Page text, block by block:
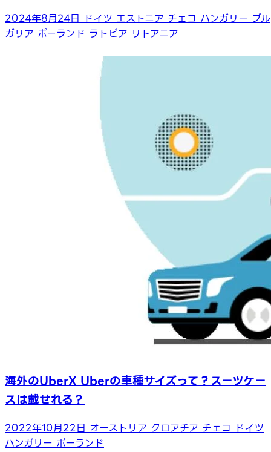
2024年8月24日 ドイツ エストニア チェコ ハンガリー ブル
ガリア ポーランド ラトビア リトアニア
海外のUberX Uberの車種サイズって？スーツケー
スは載せれる？
2022年10月22日 オーストリア クロアチア チェコ ドイツ
ハンガリー ポーランド